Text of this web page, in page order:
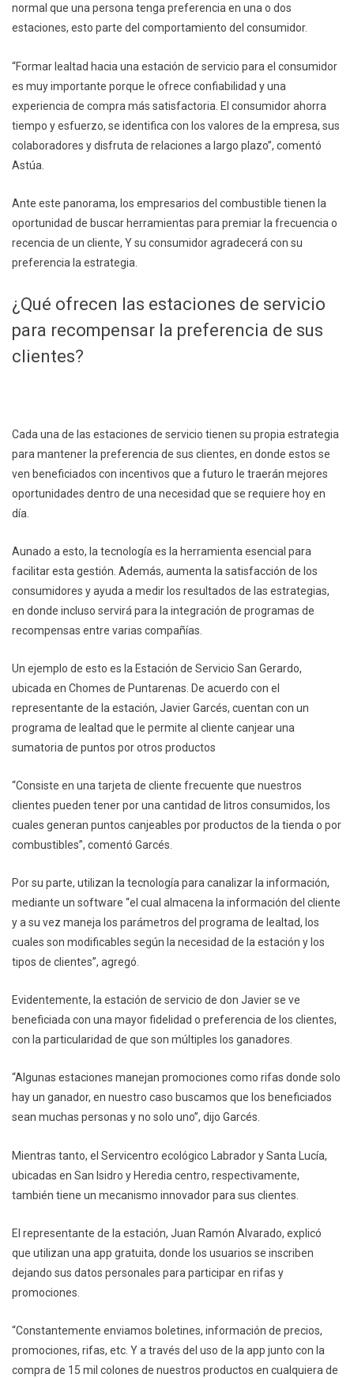
normal que una persona tenga preferencia en una o dos
estaciones, esto parte del comportamiento del consumidor.
“Formar lealtad hacia una estación de servicio para el consumidor
es muy importante porque le ofrece confiabilidad y una
experiencia de compra más satisfactoria. El consumidor ahorra
tiempo y esfuerzo, se identifica con los valores de la empresa, sus
colaboradores y disfruta de relaciones a largo plazo”, comentó
Astúa.
Ante este panorama, los empresarios del combustible tienen la
oportunidad de buscar herramientas para premiar la frecuencia o
recencia de un cliente, Y su consumidor agradecerá con su
preferencia la estrategia.
¿Qué ofrecen las estaciones de servicio
para recompensar la preferencia de sus
clientes?
Cada una de las estaciones de servicio tienen su propia estrategia
para mantener la preferencia de sus clientes, en donde estos se
ven beneficiados con incentivos que a futuro le traerán mejores
oportunidades dentro de una necesidad que se requiere hoy en
día.
Aunado a esto, la tecnología es la herramienta esencial para
facilitar esta gestión. Además, aumenta la satisfacción de los
consumidores y ayuda a medir los resultados de las estrategias,
en donde incluso servirá para la integración de programas de
recompensas entre varias compañías.
Un ejemplo de esto es la Estación de Servicio San Gerardo,
ubicada en Chomes de Puntarenas. De acuerdo con el
representante de la estación, Javier Garcés, cuentan con un
programa de lealtad que le permite al cliente canjear una
sumatoria de puntos por otros productos
“Consiste en una tarjeta de cliente frecuente que nuestros
clientes pueden tener por una cantidad de litros consumidos, los
cuales generan puntos canjeables por productos de la tienda o por
combustibles”, comentó Garcés.
Por su parte, utilizan la tecnología para canalizar la información,
mediante un software “el cual almacena la información del cliente
y a su vez maneja los parámetros del programa de lealtad, los
cuales son modificables según la necesidad de la estación y los
tipos de clientes”, agregó.
Evidentemente, la estación de servicio de don Javier se ve
beneficiada con una mayor fidelidad o preferencia de los clientes,
con la particularidad de que son múltiples los ganadores.
“Algunas estaciones manejan promociones como rifas donde solo
hay un ganador, en nuestro caso buscamos que los beneficiados
sean muchas personas y no solo uno”, dijo Garcés.
Mientras tanto, el Servicentro ecológico Labrador y Santa Lucía,
ubicadas en San Isidro y Heredia centro, respectivamente,
también tiene un mecanismo innovador para sus clientes.
El representante de la estación, Juan Ramón Alvarado, explicó
que utilizan una app gratuita, donde los usuarios se inscriben
dejando sus datos personales para participar en rifas y
promociones.
“Constantemente enviamos boletines, información de precios,
promociones, rifas, etc. Y a través del uso de la app junto con la
compra de 15 mil colones de nuestros productos en cualquiera de